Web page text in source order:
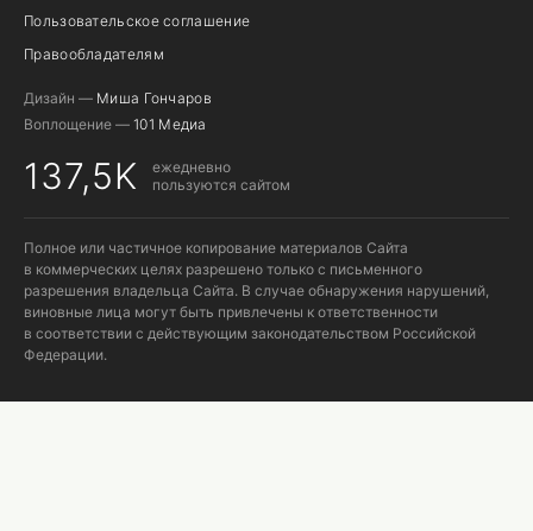
Пользовательское соглашение
Правообладателям
Дизайн — Миша Гончаров
Воплощение — 101 Медиа
137,5K
ежедневно
пользуются сайтом
Полное или частичное копирование материалов Сайта
в коммерческих целях разрешено только с письменного
разрешения владельца Сайта. В случае обнаружения нарушений,
виновные лица могут быть привлечены к ответственности
в соответствии с действующим законодательством Российской
Федерации.